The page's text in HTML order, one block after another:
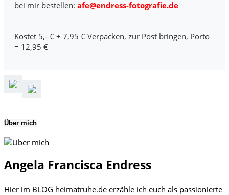
bei mir bestellen: afe@endress-fotografie.de
Kostet 5,- € + 7,95 € Verpacken, zur Post bringen, Porto
= 12,95 €
Über mich
Angela Francisca Endress
Hier im BLOG heimatruhe.de erzähle ich euch als passionierte